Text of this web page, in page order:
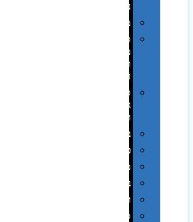
ניידים
מפצלים
סביבת
מחשב
וציוד
היקפי
סוללות
גיבוי
ומטענים
ביגוד
כובעים
מגבות
בקבוקים
תרמי
ספלים